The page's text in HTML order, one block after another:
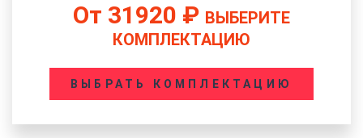
От 31920 ₽ ВЫБЕРИТЕ
КОМПЛЕКТАЦИЮ
ВЫБРАТЬ КОМПЛЕКТАЦИЮ